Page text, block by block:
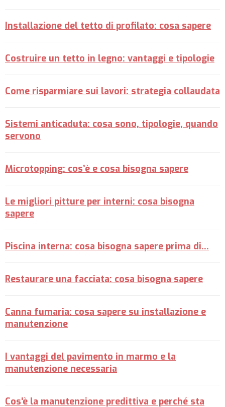
Installazione del tetto di profilato: cosa sapere
Costruire un tetto in legno: vantaggi e tipologie
Come risparmiare sui lavori: strategia collaudata
Sistemi anticaduta: cosa sono, tipologie, quando
servono
Microtopping: cos’è e cosa bisogna sapere
Le migliori pitture per interni: cosa bisogna
sapere
Piscina interna: cosa bisogna sapere prima di...
Restaurare una facciata: cosa bisogna sapere
Canna fumaria: cosa sapere su installazione e
manutenzione
I vantaggi del pavimento in marmo e la
manutenzione necessaria
Cos'è la manutenzione predittiva e perché sta